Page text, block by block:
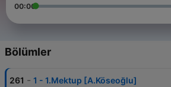
00:00
Bölümler
261 - 1 - 1.Mektup [A.Köseoğlu]